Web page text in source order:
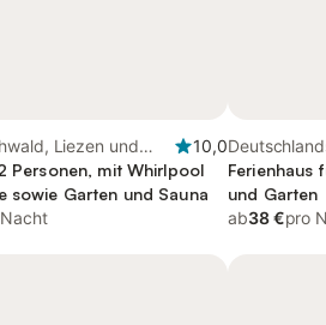
Liezen und
10,0
Personen, mit Whirlpool
sowie Garten und Sauna
Ferienhaus
und Garten
ab38 €pro